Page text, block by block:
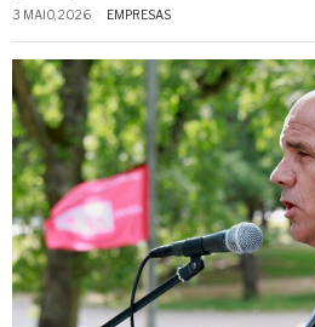
3 MAIO, 2026 EMPRESAS